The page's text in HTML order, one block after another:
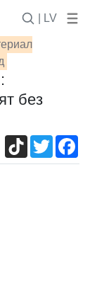
| LV
без
TikTokTwitter